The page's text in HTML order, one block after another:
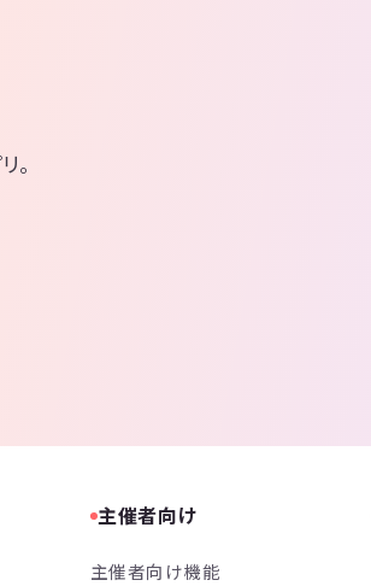
。
主催者向け
主催者向け機能